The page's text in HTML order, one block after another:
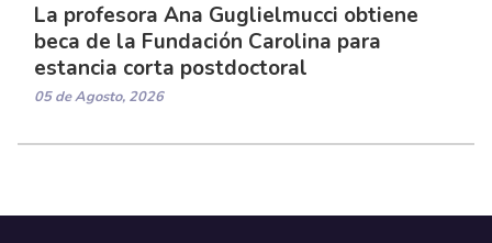
La profesora Ana Guglielmucci obtiene
beca de la Fundación Carolina para
estancia corta postdoctoral
05 de Agosto, 2026